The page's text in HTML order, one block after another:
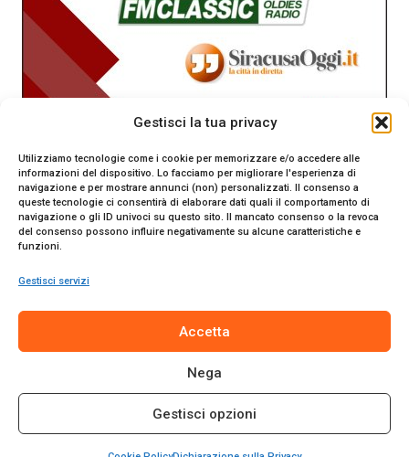
Gestisci la tua privacy
Utilizziamo tecnologie come i cookie per memorizzare e/o accedere alle
informazioni del dispositivo. Lo facciamo per migliorare l'esperienza di
navigazione e per mostrare annunci (non) personalizzati. Il consenso a
queste tecnologie ci consentirà di elaborare dati quali il comportamento di
navigazione o gli ID univoci su questo sito. Il mancato consenso o la revoca
del consenso possono influire negativamente su alcune caratteristiche e
funzioni.
Gestisci servizi
Accetta
Nega
Gestisci opzioni
Tribunale di Siracusa. Direttore responsabile Gianni Catania.
© 2024 Promo Italia S.r.l. Tutti i diritti riservati. | Sito web
realizzato daWeb-Arte.it
Cookie Policy|Termini e Condizioni